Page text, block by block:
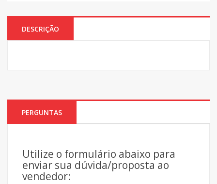
DESCRIÇÃO
PERGUNTAS
Utilize o formulário abaixo para
enviar sua dúvida/proposta ao
vendedor: